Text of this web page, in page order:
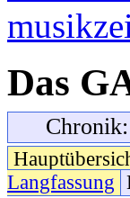
Das
Chronik:
Langfassung